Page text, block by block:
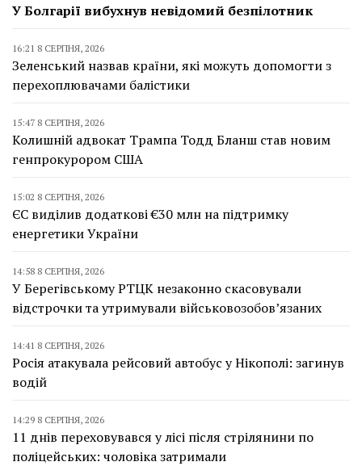
У Болгарії вибухнув невідомий безпілотник
16:21 8 СЕРПНЯ, 2026
Зеленський назвав країни, які можуть допомогти з
перехоплювачами балістики
15:47 8 СЕРПНЯ, 2026
Колишній адвокат Трампа Тодд Бланш став новим
генпрокурором США
15:02 8 СЕРПНЯ, 2026
ЄС виділив додаткові €30 млн на підтримку
енергетики України
14:58 8 СЕРПНЯ, 2026
У Берегівському РТЦК незаконно скасовували
відстрочки та утримували військовозобов’язаних
14:41 8 СЕРПНЯ, 2026
Росія атакувала рейсовий автобус у Нікополі: загинув
водій
14:29 8 СЕРПНЯ, 2026
11 днів переховувався у лісі після стрілянини по
поліцейських: чоловіка затримали